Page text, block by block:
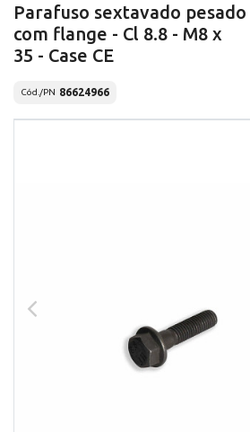
Parafuso sextavado pesado
com flange - Cl 8.8 - M8 x
35 - Case CE
Cód./PN 86624966